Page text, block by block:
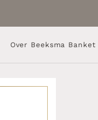
Over Beeksma Banket